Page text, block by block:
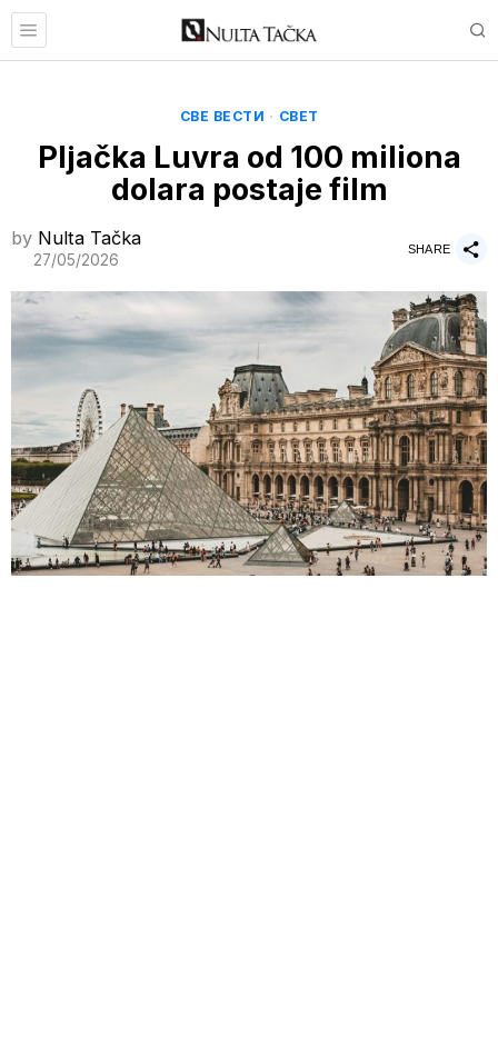
СВЕ ВЕСТИ · СВЕТ
Pljačka Luvra od 100 miliona
dolara postaje film
by Nulta Tačka
27/05/2026
SHARE